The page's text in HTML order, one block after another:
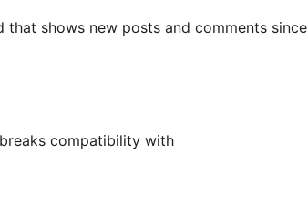
shows new posts and comments since
compatibility with